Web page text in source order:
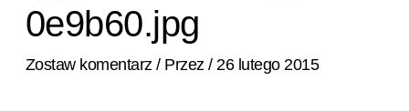
0e9b60.jpg
Zostaw komentarz / Przez/26 lutego 2015